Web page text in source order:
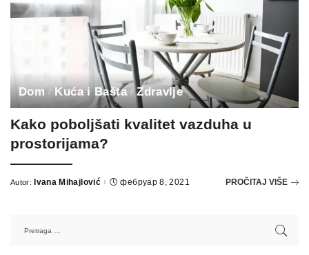
Dom Kuća i Bašta Zdravlje
Kako poboljšati kvalitet vazduha u
prostorijama?
Autor: Ivana Mihajlović фебруар 8, 2021 PROČITAJ VIŠE